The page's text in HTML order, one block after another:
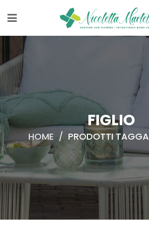
FIGLIO
HOME / PRODOTTI